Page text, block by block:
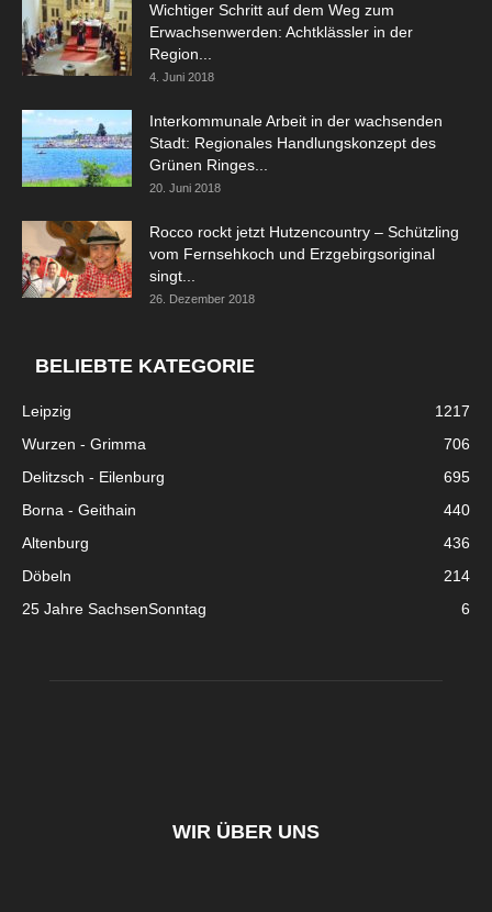
Wichtiger Schritt auf dem Weg zum
Erwachsenwerden: Achtklässler in der
Region...
4. Juni 2018
Interkommunale Arbeit in der wachsenden
Stadt: Regionales Handlungskonzept des
Grünen Ringes...
20. Juni 2018
Rocco rockt jetzt Hutzencountry – Schützling
vom Fernsehkoch und Erzgebirgsoriginal
singt...
26. Dezember 2018
BELIEBTE KATEGORIE
Leipzig
1217
Wurzen - Grimma
706
Delitzsch - Eilenburg
695
Borna - Geithain
440
Altenburg
436
Döbeln
214
25 Jahre SachsenSonntag
6
WIR ÜBER UNS